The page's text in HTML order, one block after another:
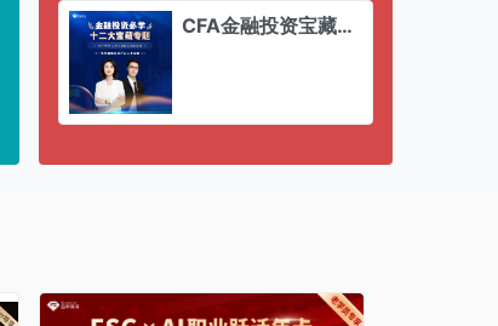
CFA金融投资宝藏专